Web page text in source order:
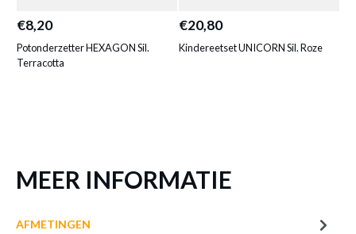
€8,20
Potonderzetter HEXAGON Sil.
Terracotta
€20,80
Kindereetset UNICORN Sil. Roze
MEER INFORMATIE
AFMETINGEN
€ 20,80